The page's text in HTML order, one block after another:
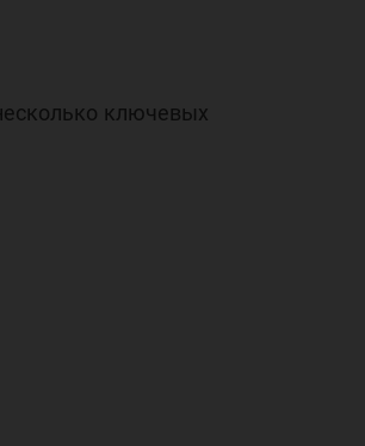
ключевых